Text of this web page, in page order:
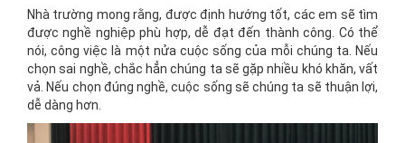
Nhà trường mong rằng, được định hướng tốt, các em sẽ tìm
được nghề nghiệp phù hợp, dễ đạt đến thành công. Có thể
nói, công việc là một nửa cuộc sống của mỗi chúng ta. Nếu
chọn sai nghề, chắc hẳn chúng ta sẽ gặp nhiều khó khăn, vất
vả. Nếu chọn đúng nghề, cuộc sống sẽ chúng ta sẽ thuận lợi,
dễ dàng hơn.